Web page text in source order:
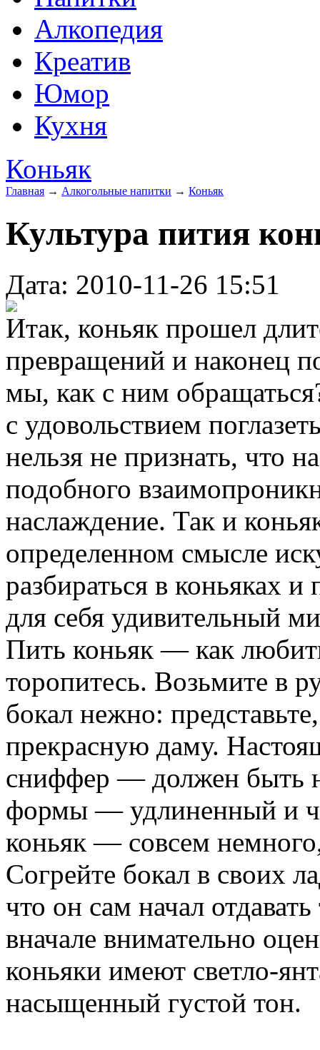
Алкопедия
Креатив
Юмор
Кухня
Коньяк
Главная → Алкогольные напитки → Коньяк
Культура пития
Дата: 2010-11-26 15:51
Итак, коньяк прошел
превращений и наконец
мы, как с ним
с удовольствием
нельзя не признать, что
подобного
наслаждение. Так и
определенном смысле
разбираться в коньяках
для себя удивительный
Пить коньяк — как
торопитесь. Возьмите в
бокал нежно:
прекрасную даму.
сниффер — должен быть
формы — удлиненный и
коньяк — совсем
Согрейте бокал в своих
что он сам начал
вначале внимательно
коньяки имеют светло-
насыщенный густой тон.